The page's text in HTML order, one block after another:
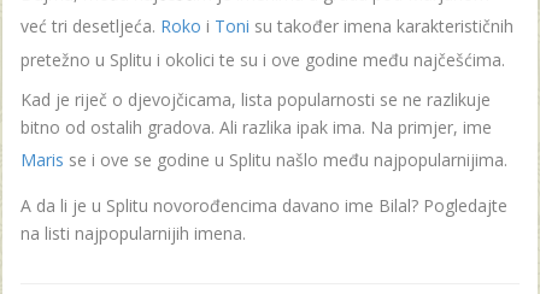
već tri desetljeća. Roko i Toni su također imena karakterističnih
pretežno u Splitu i okolici te su i ove godine među najčešćima.
Kad je riječ o djevojčicama, lista popularnosti se ne razlikuje
bitno od ostalih gradova. Ali razlika ipak ima. Na primjer, ime
Maris se i ove se godine u Splitu našlo među najpopularnijima.
A da li je u Splitu novorođencima davano ime Bilal? Pogledajte
na listi najpopularnijih imena.